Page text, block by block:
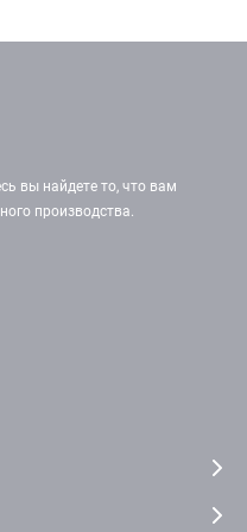
вы найдете то, что вам
производства.